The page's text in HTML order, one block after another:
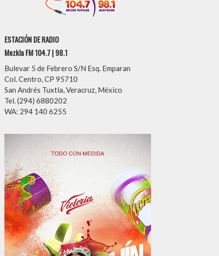
ESTACIÓN DE RADIO
Mezkla FM 104.7 | 98.1
Bulevar 5 de Febrero S/N Esq. Emparan
Col. Centro, CP 95710
San Andrés Tuxtla, Veracruz, México
Tel. (294) 6880202
WA: 294 140 6255